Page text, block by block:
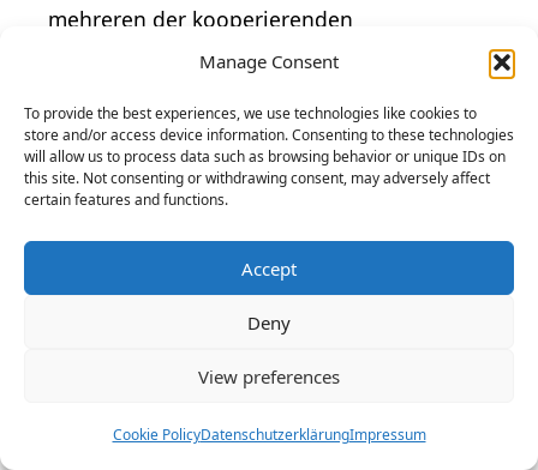
Manage Consent
To provide the best experiences, we use technologies like cookies to
store and/or access device information. Consenting to these technologies
will allow us to process data such as browsing behavior or unique IDs on
this site. Not consenting or withdrawing consent, may adversely affect
certain features and functions.
Accept
Deny
View preferences
Cookie PolicyDatenschutzerklärungImpressum
mehreren der kooperierenden
bewerben. Der
Jahr vor Studienbeginn und erfordert eine
frühzeitige Orientierung und Planung. Viele
Hochschulen bieten spezielle
Informationsveranstaltungen zum
Studiuman, um den Bewerbern den
Einstieg zu erleichtern.
akademischen Leistungen abhängig,